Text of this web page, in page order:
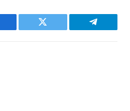
Twitter Telegram